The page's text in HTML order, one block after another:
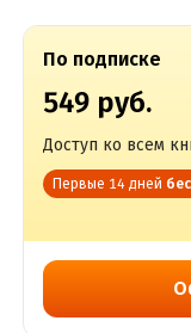
По подписке
549 руб.
Доступ ко всем
Первые 14 дней